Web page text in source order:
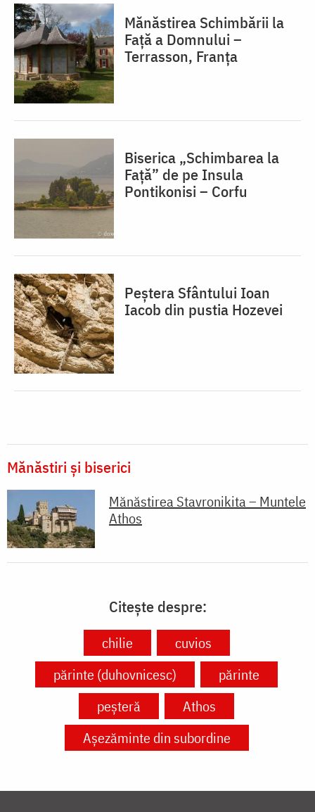
Mănăstirea Schimbării la
Față a Domnului –
Terrasson, Franţa
Biserica „Schimbarea la
Față” de pe Insula
Pontikonisi – Corfu
Peștera Sfântului Ioan
Iacob din pustia Hozevei
Mănăstiri și biserici
Mănăstirea Stavronikita – Muntele
Athos
Citește despre:
chilie
cuvios
părinte (duhovnicesc)
părinte
peșteră
Athos
Așezăminte din subordine